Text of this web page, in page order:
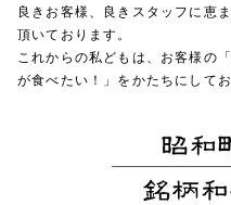
良きお客様、良きスタッフに恵
頂いております。
これからの私どもは、お客様の
が食べたい！」をかたちにして